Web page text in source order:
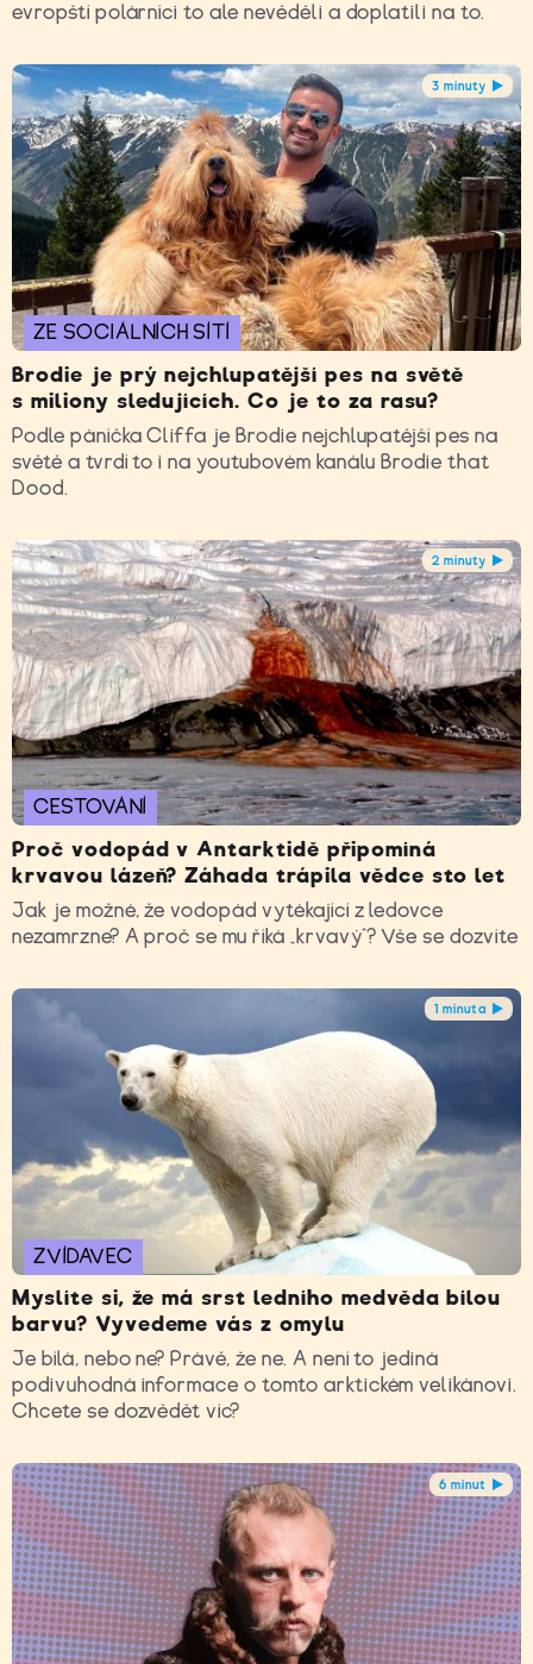
evropští polárníci to ale nevěděli a doplatili na to.
3 minuty
ZE SOCIÁLNÍCH SÍTÍ
Brodie je prý nejchlupatější pes na světě
s miliony sledujících. Co je to za rasu?
Podle páníčka Cliffa je Brodie nejchlupatější pes na
světě a tvrdí to i na youtubovém kanálu Brodie that
Dood.
2 minuty
CESTOVÁNÍ
Proč vodopád v Antarktidě připomíná
krvavou lázeň? Záhada trápila vědce sto let
Jak je možné, že vodopád vytékající z ledovce
nezamrzne? A proč se mu říká „krvavý“? Vše se dozvíte
1 minuta
ZVÍDAVEC
Myslíte si, že má srst ledního medvěda bílou
barvu? Vyvedeme vás z omylu
Je bílá, nebo ne? Právě, že ne. A není to jediná
podivuhodná informace o tomto arktickém velikánovi.
Chcete se dozvědět víc?
6 minut